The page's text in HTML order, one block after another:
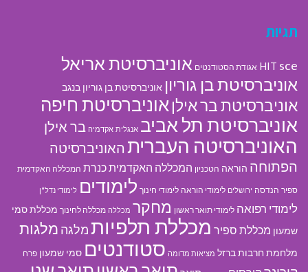
תגיות
HIT sce אגודת הסטודנטים אוניברסיטת אריאל
אוניברסיטת בן גוריון אוניברסיטת בן גוריון בנגב
אוניברסיטת בר אילן אוניברסיטת חיפה
אוניברסיטת תל אביב אנגלית אקדמיה בר אילן
האוניברסיטה העברית האוניברסיטה
הפתוחה הוראה הטכניון המכללה האקדמית כנרת המכללה האקדמית
ספיר הנדסה ירושלים לימודי הוראה לימודי חינוך לימודים לימודי נדל"ן
לימודי רפואה לימודי תואר ראשון מחקר מכללה מכללה לחינוך מכללת סמי
שמעון מכללת ספיר מכללת תלפיות מלגה מלגות
מלחמת חרבות ברזל מציאות מדומה סטודנטים סמי שמעון פרח